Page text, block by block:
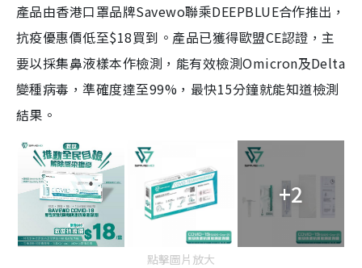
產品由香港口罩品牌Savewo聯乘DEEPBLUE合作推出，
抗疫優惠價低至$18買到。產品已獲得歐盟CE認證，主
要以採集鼻液樣本作檢測，能有效檢測Omicron及Delta
變種病毒，準確度達至99%，最快15分鐘就能知道檢測
結果。
+2
點擊圖片放大